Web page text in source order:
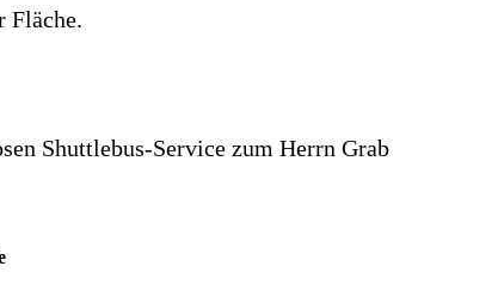
Fläche.
Shuttlebus-Service zum Herrn Grab